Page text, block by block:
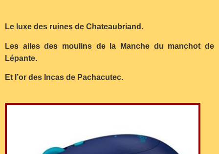
Le luxe des ruines de Chateaubriand.
Les ailes des moulins de la Manche du manchot de
Lépante.
Et l’or des Incas de Pachacutec.